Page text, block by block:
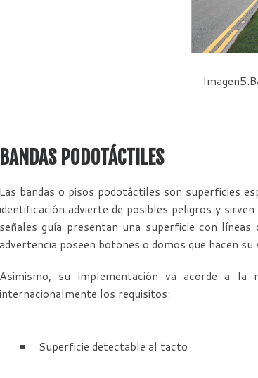
BANDAS PODOTÁCTILES
Las bandas o pisos podotáctiles son superficies
identificación advierte de posibles peligros y
señales guía presentan una superficie con
advertencia poseen botones o domos que hacen
Asimismo, su implementación va acorde a la
internacionalmente los requisitos:
Superficie detectable al tacto